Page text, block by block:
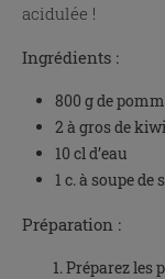
acidulée !
Ingrédients :
800 g de
2 à gros de
10 cl d’eau
1 c. à soupe
Préparation :
Préparez les